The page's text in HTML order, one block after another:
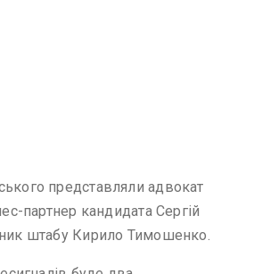
представляли адвокат
партнер кандидата Сергій
штабу Кирило Тимошенко.